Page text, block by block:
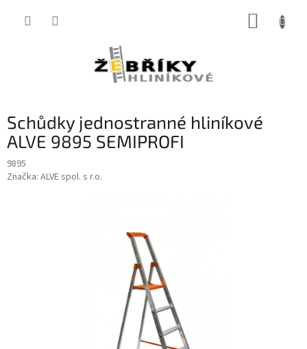
Schůdky jednostranné hliníkové
ALVE 9895 SEMIPROFI
9895
Značka: ALVE spol. s r.o.